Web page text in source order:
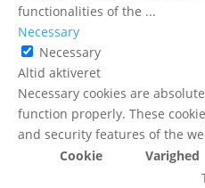
functionalities of the ...
Necessary
Necessary
Altid aktiveret
Necessary cookies are
function properly. These
and security features of the
Cookie
Varighed